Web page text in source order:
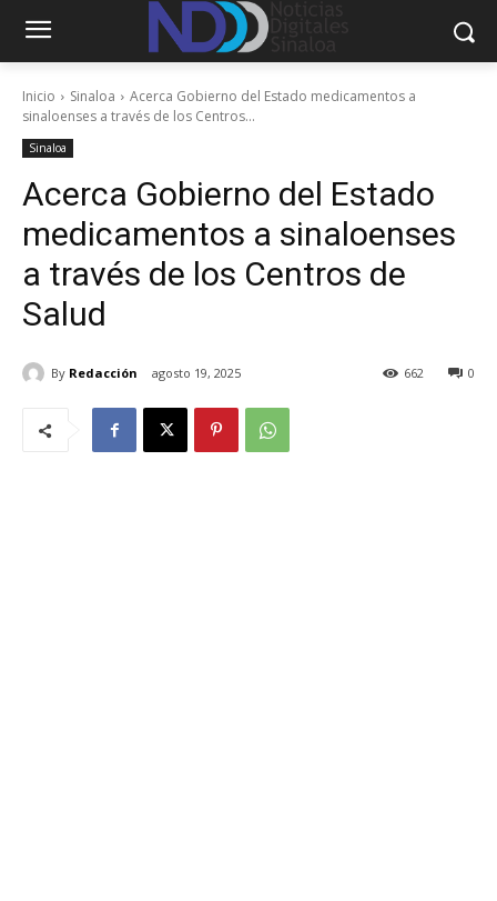
Inicio Sinaloa
Acerca Gobierno del Estado medicamentos a
sinaloenses a través de los Centros...
Sinaloa
Acerca Gobierno del Estado
medicamentos a sinaloenses
a través de los Centros de
Salud
By Redacción agosto 19, 2025 0
662